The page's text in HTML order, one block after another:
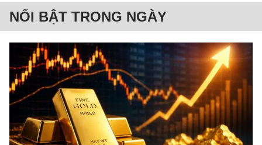
NỔI BẬT TRONG NGÀY